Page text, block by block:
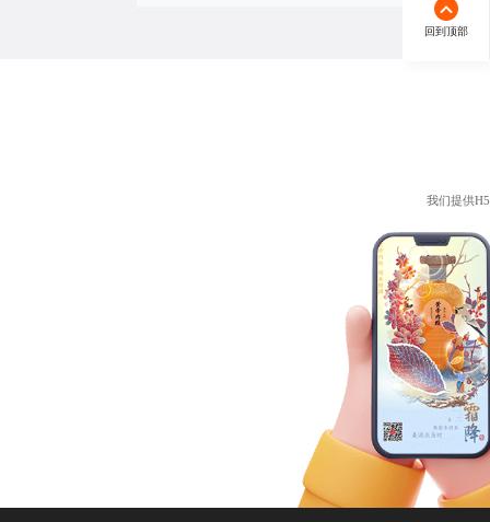
我们提供
回到顶部